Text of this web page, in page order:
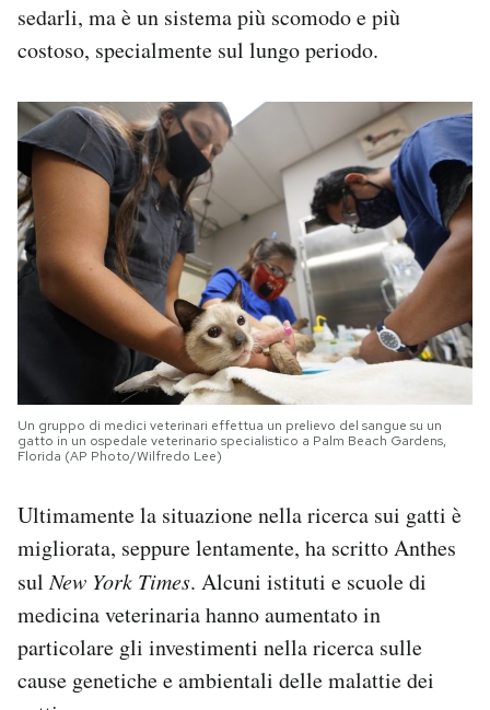
sedarli, ma è un sistema più scomodo e più
costoso, specialmente sul lungo periodo.
Un gruppo di medici veterinari effettua un prelievo del sangue su un
gatto in un ospedale veterinario specialistico a Palm Beach Gardens,
Florida (AP Photo/Wilfredo Lee)
Ultimamente la situazione nella ricerca sui gatti è
migliorata, seppure lentamente, ha scritto Anthes
sulNew York Times. Alcuni istituti e scuole di
medicina veterinaria hanno aumentato in
particolare gli investimenti nella ricerca sulle
cause genetiche e ambientali delle malattie dei